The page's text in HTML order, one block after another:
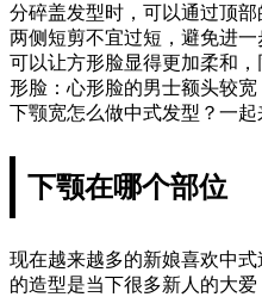
分碎盖发型时，可以通过顶部
两侧短剪不宜过短，避免进
可以让方形脸显得更加柔和
形脸：心形脸的男士额头较
下颚宽怎么做中式发型？一起
下颚在哪个部位
现在越来越多的新娘喜欢中
的造型是当下很多新人的大